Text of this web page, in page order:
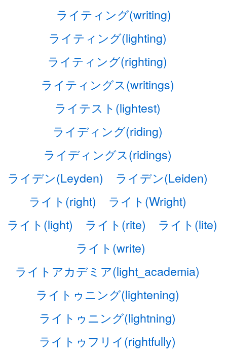
ライティング(writing)
ライティング(lighting)
ライティング(righting)
ライティングス(writings)
ライテスト(lightest)
ライディング(riding)
ライディングス(ridings)
ライデン(Leyden)
ライデン(Leiden)
ライト(right)
ライト(Wright)
ライト(light)
ライト(rite)
ライト(lite)
ライト(write)
ライトアカデミア(light_academia)
ライトゥニング(lightening)
ライトゥニング(lightning)
ライトゥフリイ(rightfully)